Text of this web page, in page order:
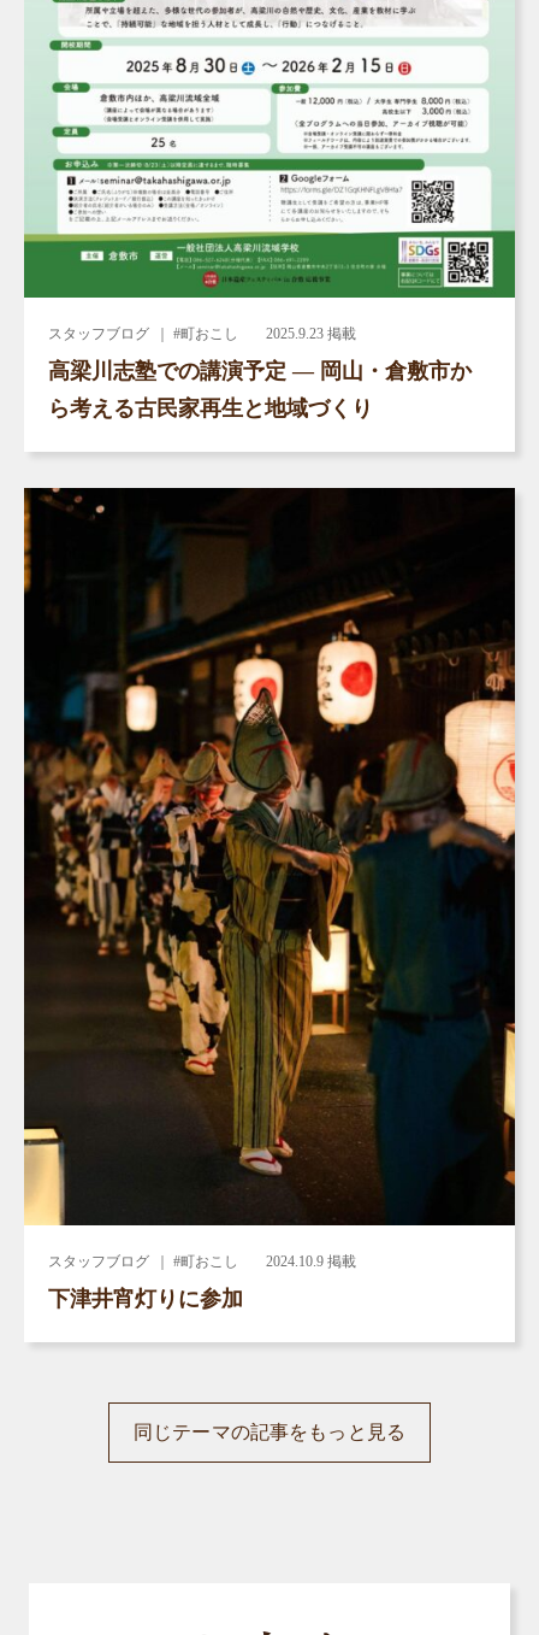
スタッフブログ ｜ #町おこし 2025.9.23 掲載
高梁川志塾での講演予定 ― 岡山・倉敷市か
ら考える古民家再生と地域づくり
スタッフブログ ｜ #町おこし 2024.10.9 掲載
下津井宵灯りに参加
同じテーマの記事をもっと見る